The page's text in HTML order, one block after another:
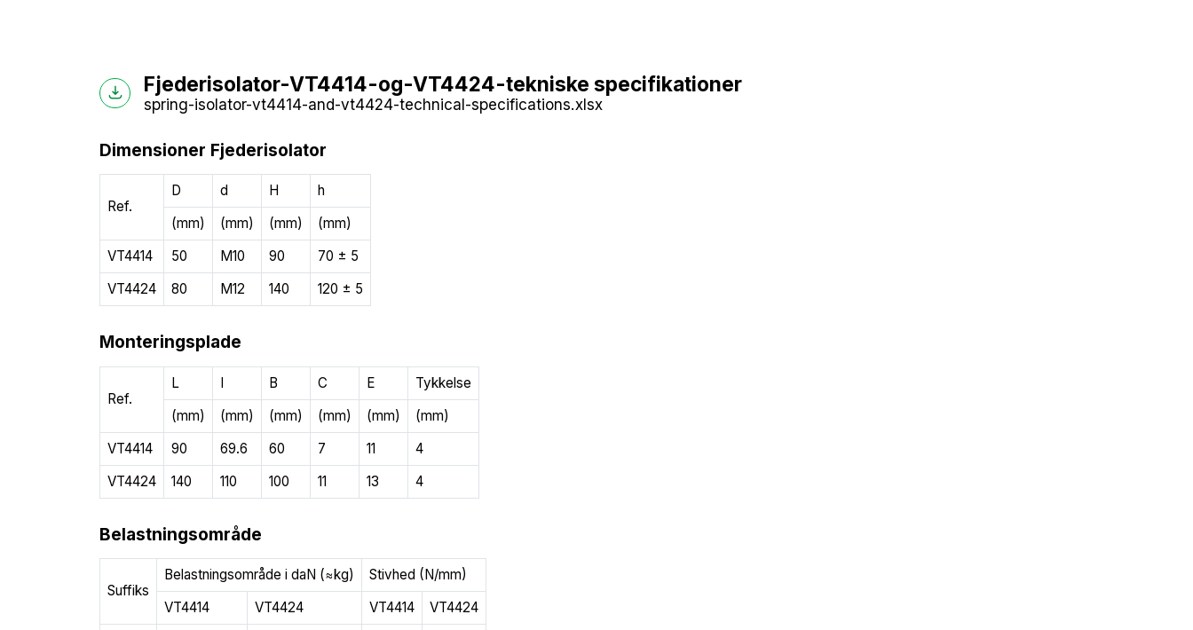
Fjederisolator-VT4414-og-VT4424-tekniske specifikationer
spring-isolator-vt4414-and-vt4424-technical-specifications.xlsx
Dimensioner Fjederisolator
Ref.
D d H
h
(mm)
(mm) (mm)
(mm)
VT4414
50 M10 90
70 ± 5
VT4424
80 M12 140 120 ± 5
Monteringsplade
Ref.
L I B C E
Tykkelse
(mm)
(mm) (mm) (mm) (mm)
(mm)
VT4414
90 69.6 60 7 11
4
VT4424
140 110 100 11 13 4
Belastningsområde
Suffiks
Belastningsområde i daN (≈kg)
Stivhed (N/mm)
VT4414
VT4424 VT4414
VT4424